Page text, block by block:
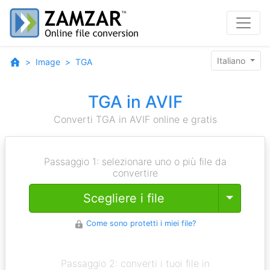
Image TGA Italiano
TGA in AVIF
Converti TGA in AVIF online e gratis
Passaggio 1: selezionare uno o più file da
convertire
Scegliere i file Toggle
Come sono protetti i miei file?
Passaggio 2: converti i tuoi file in